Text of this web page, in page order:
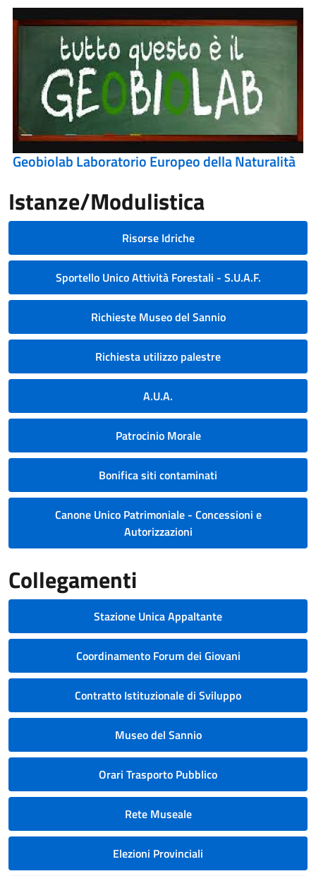
Geobiolab Laboratorio Europeo della Naturalità
Istanze/Modulistica
Risorse Idriche
Sportello Unico Attività Forestali - S.U.A.F.
Richieste Museo del Sannio
Richiesta utilizzo palestre
A.U.A.
Patrocinio Morale
Bonifica siti contaminati
Canone Unico Patrimoniale - Concessioni e
Autorizzazioni
Collegamenti
Stazione Unica Appaltante
Coordinamento Forum dei Giovani
Contratto Istituzionale di Sviluppo
Museo del Sannio
Orari Trasporto Pubblico
Rete Museale
Elezioni Provinciali